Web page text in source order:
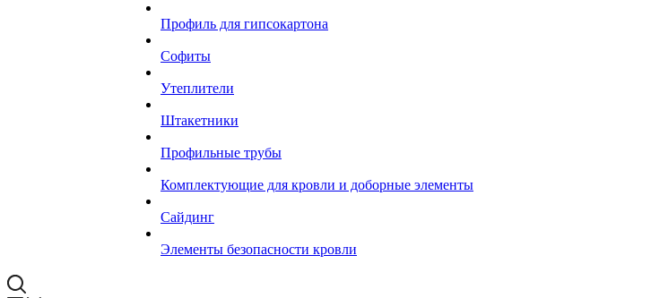
Профиль для гипсокартона
Софиты
Утеплители
Штакетники
Профильные трубы
Комплектующие для кровли и доборные элементы
Сайдинг
Элементы безопасности кровли